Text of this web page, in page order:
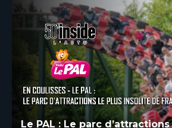
Le PAL : Le parc